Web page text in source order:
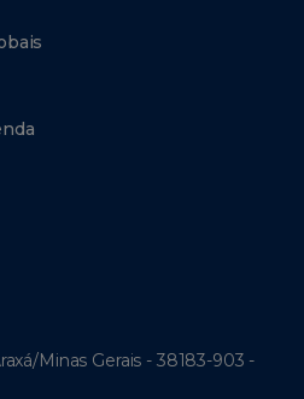
Minas Gerais - 38183-903 -